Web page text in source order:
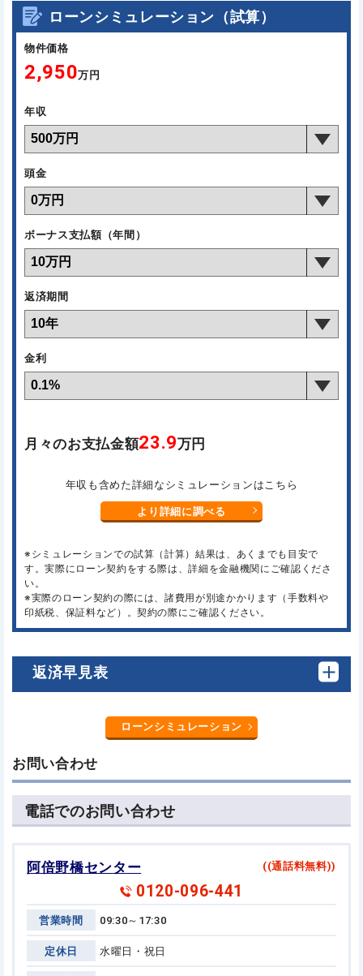
ローンシミュレーション（試算）
物件価格
2,950万円
年収
頭金
ボーナス支払額（年間）
返済期間
金利
月々のお支払金額23.9万円
年収も含めた詳細なシミュレーションはこちら
より詳細に調べる
※シミュレーションでの試算（計算）結果は、あくまでも目安で
す。実際にローン契約をする際は、詳細を金融機関にご確認くださ
い。
※実際のローン契約の際には、諸費用が別途かかります（手数料や
印紙税、保証料など）。契約の際にご確認ください。
返済早見表
ローンシミュレーション
お問い合わせ
電話でのお問い合わせ
阿倍野橋センター ((通話料無料))
0120-096-441
営業時間 09:30～17:30
定休日 水曜日・祝日